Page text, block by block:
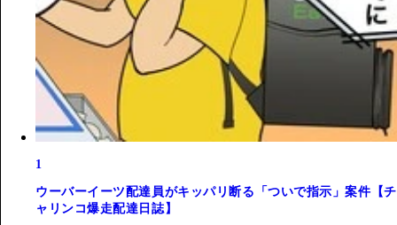
1
ウーバーイーツ配達員がキッパリ断る「ついで指示」案件【チ
ャリンコ爆走配達日誌】